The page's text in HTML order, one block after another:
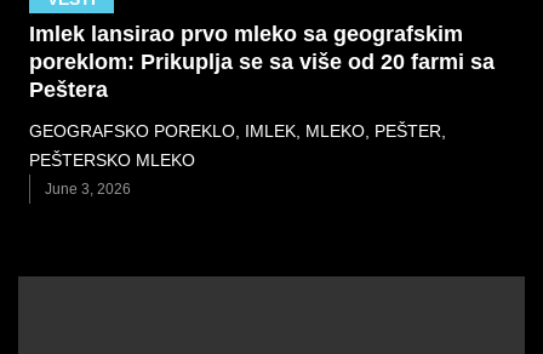
Imlek lansirao prvo mleko sa geografskim
poreklom: Prikuplja se sa više od 20 farmi sa
Peštera
GEOGRAFSKO POREKLO IMLEK MLEKO PEŠTER
PEŠTERSKO MLEKO
June 3, 2026